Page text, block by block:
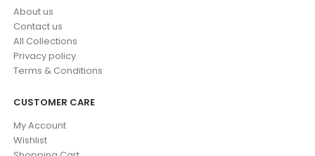
About us
Contact us
All Collections
Privacy policy
Terms & Conditions
CUSTOMER CARE
My Account
Wishlist